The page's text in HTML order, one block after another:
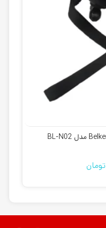
تومان